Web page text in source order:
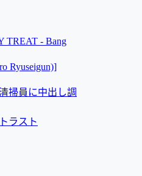
TREAT - Bang
Ryuseigun)]
掃員に中出し調
ラスト